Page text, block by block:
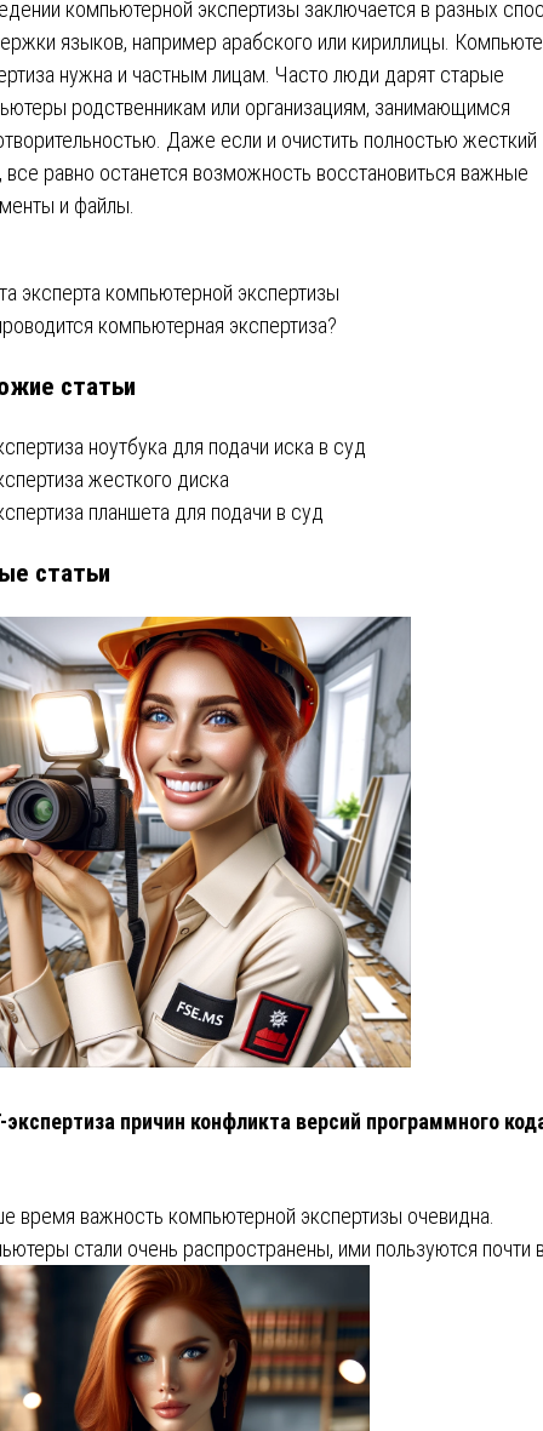
компьютерной экспертизы заключается в разных
языков, например арабского или кириллицы.
нужна и частным лицам. Часто люди дарят старые
родственникам или организациям, занимающимся
Даже если и очистить полностью жесткий
все равно останется возможность восстановиться важные
и файлы.
эксперта компьютерной экспертизы
компьютерная экспертиза?
статьи
ноутбука для подачи иска в суд
жесткого диска
планшета для подачи в суд
статьи
экспертиза причин конфликта версий программного
время важность компьютерной экспертизы очевидна.
стали очень распространены, ими пользуются почти